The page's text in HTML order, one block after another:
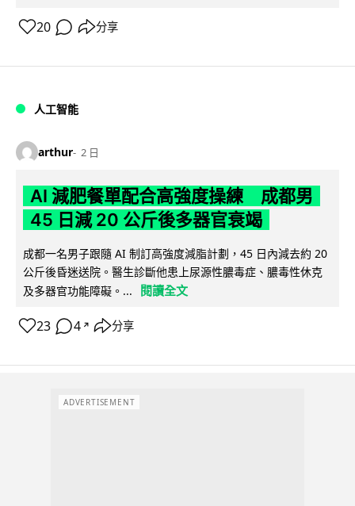
20 分享
人工智能
arthur 2 日
AI 減肥餐單配合高強度操練 成都男
45 日減 20 公斤後多器官衰竭
成都一名男子跟隨 AI 制訂高強度減脂計劃，45 日內減去約 20
公斤後昏迷送院。醫生診斷他患上尿源性膿毒症、膿毒性休克
及多器官功能障礙。...
閱讀全文
23 4 ↗ 分享
ADVERTISEMENT